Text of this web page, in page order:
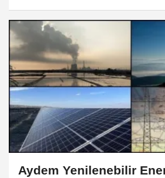
süreçlerini tamamladı
Aydem Yenilenebilir